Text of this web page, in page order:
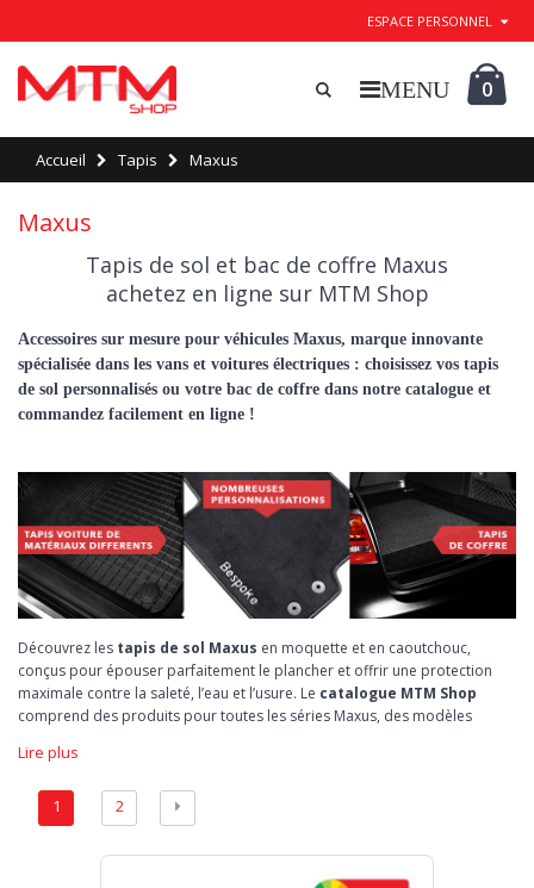
ESPACE PERSONNEL
0
Accueil Tapis Maxus
Maxus
Tapis de sol et bac de coffre Maxus
achetez en ligne sur MTM Shop
Accessoires sur mesure pour véhicules Maxus, marque innovante
spécialisée dans les vans et voitures électriques : choisissez vos tapis
de sol personnalisés ou votre bac de coffre dans notre catalogue et
commandez facilement en ligne !
Découvrez les tapis de sol Maxus en moquette et en caoutchouc,
conçus pour épouser parfaitement le plancher et offrir une protection
maximale contre la saleté, l’eau et l’usure. Le catalogue MTM Shop
comprend des produits pour toutes les séries Maxus, des modèles
disponibles en différents matériaux, du
odeurà la moquette premium
Lire plus
1 2